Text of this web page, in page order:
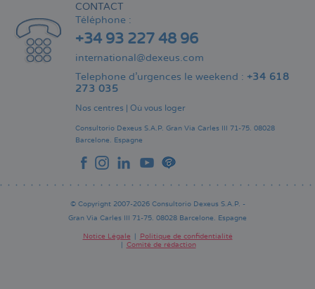
CONTACT
Téléphone :
+34 93 227 48 96
international@dexeus.com
Telephone d’urgences le weekend : +34 618
273 035
Nos centres Où vous loger
Consultorio Dexeus S.A.P. Gran Via Carles III 71-75. 08028
Barcelone. Espagne
© Copyright 2007-2026 Consultorio Dexeus S.A.P. -
Gran Via Carles III 71-75. 08028 Barcelone. Espagne
Notice Légale
Politique de confidentialité
Comité de rédaction